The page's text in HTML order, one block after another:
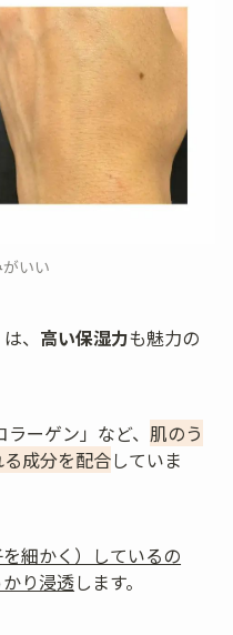
いい
、 高い保湿力も魅力の
ーゲン」など、 肌のう
成分を配合していま
細かく）しているの
り浸透します。